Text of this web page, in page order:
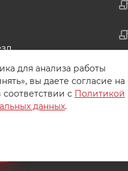
для анализа работы
вы даете согласие на
с Политикой
данных.